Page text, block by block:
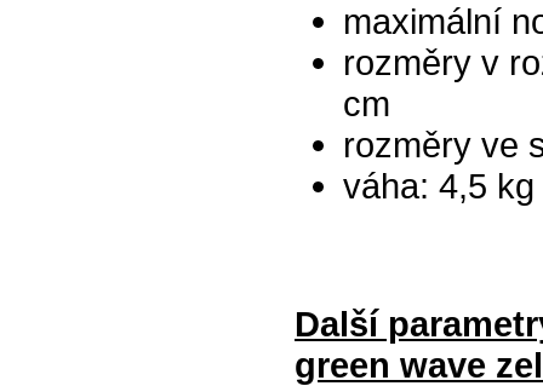
maximální
rozměry v
cm
rozměry ve
váha: 4,5 kg
Další
green wave